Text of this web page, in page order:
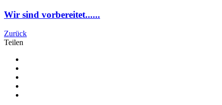
Wir sind vorbereitet......
Zurück
Teilen